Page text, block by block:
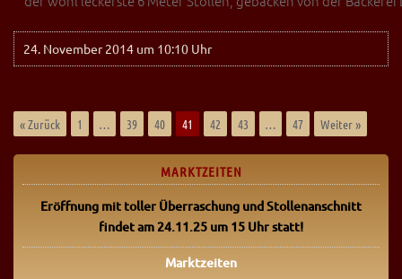
24. November 2014 um 10:10 Uhr
« Zurück 1 … 39 40 41 42 43 … 47 Weiter »
MARKTZEITEN
Eröffnung mit toller Überraschung und Stollenanschnitt
findet am 24.11.25 um 15 Uhr statt!
Marktzeiten